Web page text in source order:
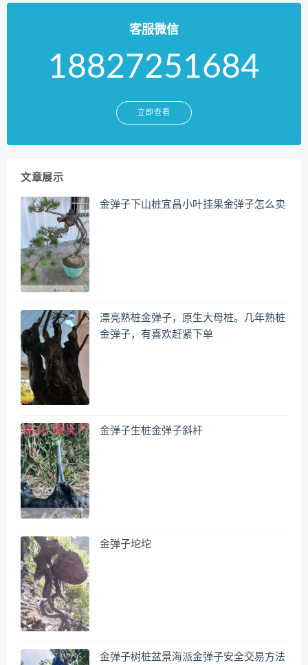
客服微信
18827251684
立即查看
文章展示
金弹子下山桩宜昌小叶挂果金弹子怎么卖
漂亮熟桩金弹子，原生大母桩。几年熟桩
金弹子，有喜欢赶紧下单
金弹子生桩金弹子斜杆
金弹子坨坨
金弹子树桩盆景海派金弹子安全交易方法